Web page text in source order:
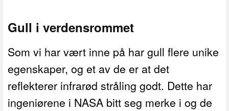
Gull i verdensrommet
Som vi har vært inne på har gull flere unike
egenskaper, og et av de er at det
reflekterer infrarød stråling godt. Dette har
ingeniørene i NASA bitt seg merke i og de